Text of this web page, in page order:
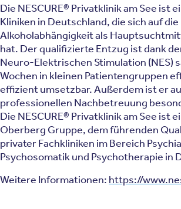
Die NESCURE® Privatklinik am See ist
Kliniken in Deutschland, die sich auf
Alkoholabhängigkeit als
hat. Der qualifizierte Entzug ist dank
Neuro-Elektrischen Stimulation (NES)
Wochen in kleinen Patientengruppen
effizient umsetzbar. Außerdem ist er
professionellen Nachbetreuung
Die NESCURE® Privatklinik am See ist
Oberberg Gruppe, dem führenden
privater Fachkliniken im Bereich
Psychosomatik und Psychotherapie in
Weitere Informationen: https://